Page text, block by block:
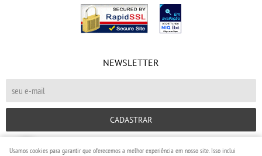
NEWSLETTER
CADASTRAR
Usamos cookies para garantir que oferecemos a melhor experiência em nosso site. Isso inclui